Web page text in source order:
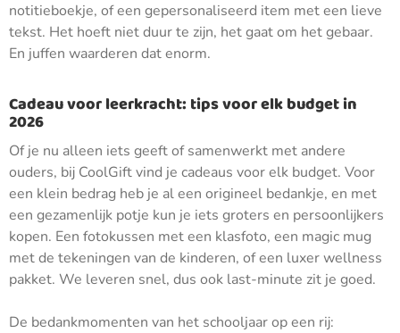
notitieboekje, of een gepersonaliseerd item met een lieve
tekst. Het hoeft niet duur te zijn, het gaat om het gebaar.
En juffen waarderen dat enorm.
Cadeau voor leerkracht: tips voor elk budget in
2026
Of je nu alleen iets geeft of samenwerkt met andere
ouders, bij CoolGift vind je cadeaus voor elk budget. Voor
een klein bedrag heb je al een origineel bedankje, en met
een gezamenlijk potje kun je iets groters en persoonlijkers
kopen. Een fotokussen met een klasfoto, een magic mug
met de tekeningen van de kinderen, of een luxer wellness
pakket. We leveren snel, dus ook last-minute zit je goed.
De bedankmomenten van het schooljaar op een rij: